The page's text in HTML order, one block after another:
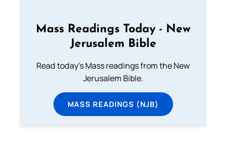
Mass Readings Today - New
Jerusalem Bible
Read today's Mass readings from the New
Jerusalem Bible.
MASS READINGS (NJB)